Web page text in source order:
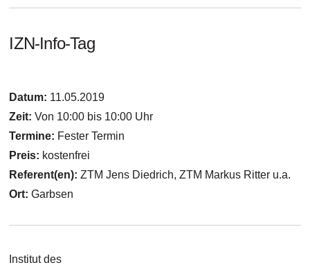
IZN-Info-Tag
Datum: 11.05.2019
Zeit: Von 10:00 bis 10:00 Uhr
Termine: Fester Termin
Preis: kostenfrei
Referent(en):ZTM Jens Diedrich, ZTM Markus Ritter u.a.
Ort:Garbsen
Institut des